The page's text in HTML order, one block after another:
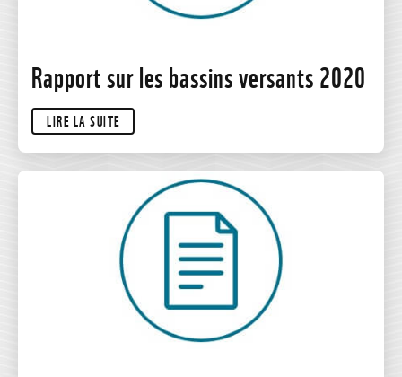
Rapport sur les bassins versants 2020
LIRE LA SUITE